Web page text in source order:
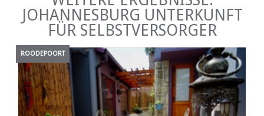
JOHANNESBURG UNTERKUNFT
FÜR SELBSTVERSORGER
ROODEPOORT